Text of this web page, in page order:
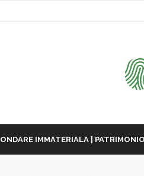
ONDARE IMMATERIALA |